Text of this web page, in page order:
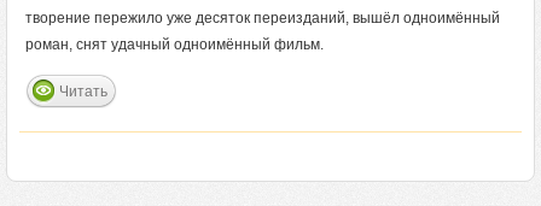
творение пережило уже десяток переизданий, вышёл одноимённый
роман, снят удачный одноимённый фильм.
Читать